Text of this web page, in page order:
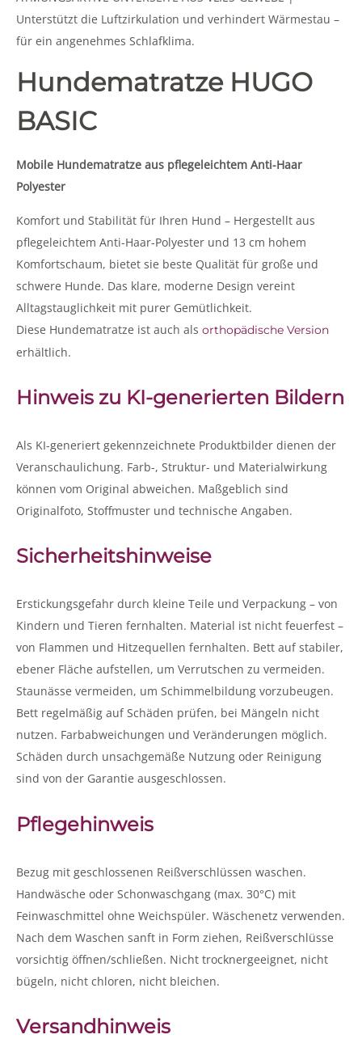
Unterstützt die Luftzirkulation und verhindert Wärmestau –
für ein angenehmes Schlafklima.
Hundematratze HUGO
BASIC
Mobile Hundematratze aus pflegeleichtem Anti-Haar
Polyester
Komfort und Stabilität für Ihren Hund – Hergestellt aus
pflegeleichtem Anti-Haar-Polyester und 13 cm hohem
Komfortschaum, bietet sie beste Qualität für große und
schwere Hunde. Das klare, moderne Design vereint
Alltagstauglichkeit mit purer Gemütlichkeit.
Diese Hundematratze ist auch als orthopädische Version
erhältlich.
Hinweis zu KI-generierten Bildern
Als KI-generiert gekennzeichnete Produktbilder dienen der
Veranschaulichung. Farb-, Struktur- und Materialwirkung
können vom Original abweichen. Maßgeblich sind
Originalfoto, Stoffmuster und technische Angaben.
Sicherheitshinweise
Erstickungsgefahr durch kleine Teile und Verpackung – von
Kindern und Tieren fernhalten. Material ist nicht feuerfest –
von Flammen und Hitzequellen fernhalten. Bett auf stabiler,
ebener Fläche aufstellen, um Verrutschen zu vermeiden.
Staunässe vermeiden, um Schimmelbildung vorzubeugen.
Bett regelmäßig auf Schäden prüfen, bei Mängeln nicht
nutzen. Farbabweichungen und Veränderungen möglich.
Schäden durch unsachgemäße Nutzung oder Reinigung
sind von der Garantie ausgeschlossen.
Pflegehinweis
Bezug mit geschlossenen Reißverschlüssen waschen.
Handwäsche oder Schonwaschgang (max. 30°C) mit
Feinwaschmittel ohne Weichspüler. Wäschenetz verwenden.
Nach dem Waschen sanft in Form ziehen, Reißverschlüsse
vorsichtig öffnen/schließen. Nicht trocknergeeignet, nicht
bügeln, nicht chloren, nicht bleichen.
Versandhinweis